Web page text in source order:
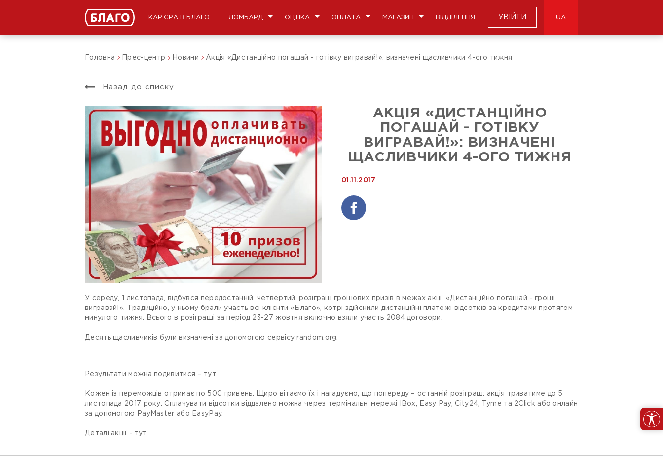
КАР'ЄРА В БЛАГО ЛОМБАРД ОЦІНКА ОПЛАТА МАГАЗИН ВІДДІЛЕННЯ УВІЙТИ UA
Головна Прес-центр Новини Акція «Дистанційно погашай - готівку вигравай!»: визначені щасливчики 4-ого тижня
Назад до списку
АКЦІЯ «ДИСТАНЦІЙНО
ПОГАШАЙ - ГОТІВКУ
ВИГРАВАЙ!»: ВИЗНАЧЕНІ
ЩАСЛИВЧИКИ 4-ОГО ТИЖНЯ
01.11.2017
У середу, 1 листопада, відбувся передостанній, четвертий, розіграш грошових призів в межах акції «Дистанційно погашай - гроші
вигравай!». Традиційно, у ньому брали участь всі клієнти «Благо», котрі здійснили дистанційні платежі відсотків за кредитами протягом
минулого тижня. Всього в розіграші за період 23-27 жовтня включно взяли участь 2084 договори.
Десять щасливчиків були визначені за допомогою сервісу random.org.
Результати можна подивитися – тут.
Кожен із переможців отримає по 500 гривень. Щиро вітаємо їх і нагадуємо, що попереду – останній розіграш: акція триватиме до 5
листопада 2017 року. Сплачувати відсотки віддалено можна через термінальні мережі IBox, Easy Pay, City24, Tyme та 2Click або онлайн
за допомогою PayMaster або EasyPay.
Деталі акції - тут.